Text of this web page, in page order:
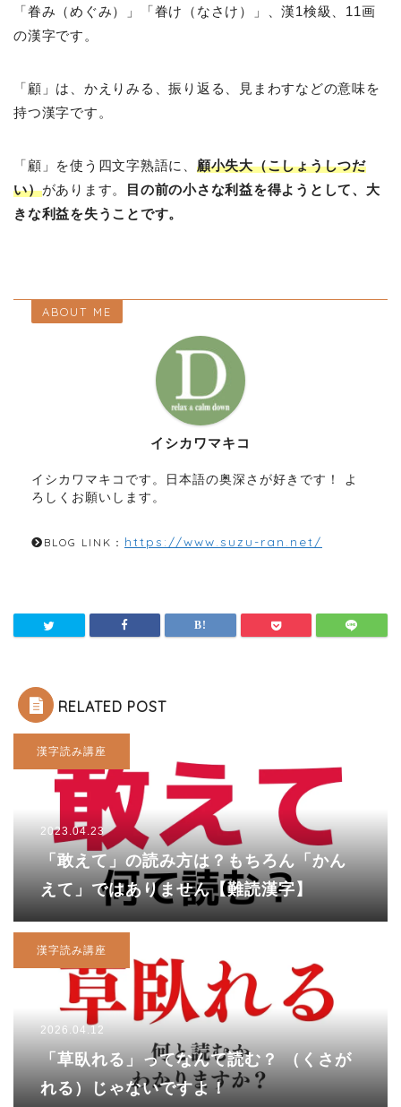
「眷み（めぐみ）」「眷け（なさけ）」、漢1検級、11画
の漢字です。
「顧」は、かえりみる、振り返る、見まわすなどの意味を
持つ漢字です。
「顧」を使う四文字熟語に、 顧小失大（こしょうしつだ
い）があります。
目の前の小さな利益を得ようとして、大
きな利益を失うことです。
ABOUT ME
イシカワマキコ
イシカワマキコです。日本語の奥深さが好きです！ よ
ろしくお願いします。
BLOG LINK： https://www.suzu-ran.net/
RELATED POST
漢字読み講座
2023.04.23
「敢えて」の読み方は？もちろん「かん
えて」ではありません【難読漢字】
漢字読み講座
2026.04.12
「草臥れる」ってなんて読む？ （くさが
れる）じゃないですよ！